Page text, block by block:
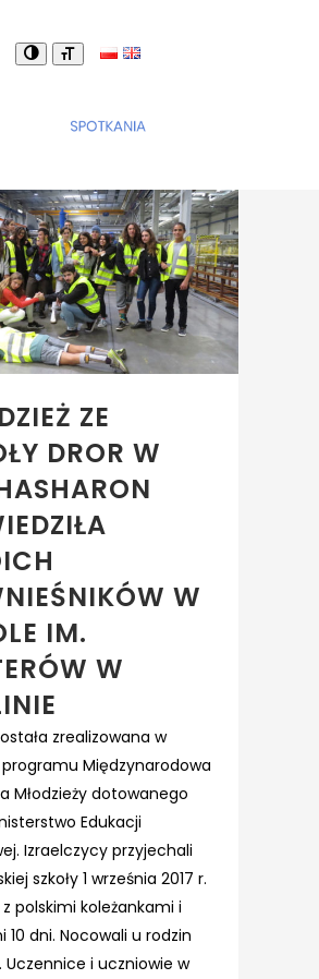
ZE
DROR W
W
IM.
W
zrealizowana w
Międzynarodowa
Młodzieży dotowanego
Edukacji
Izraelczycy przyjechali
szkoły 1 września 2017 r.
polskimi koleżankami i
10 dni. Nocowali u rodzin
Uczennice i uczniowie w